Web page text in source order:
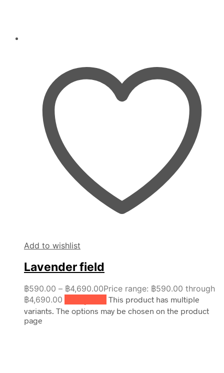
Add to wishlist
Lavender field
฿590.00 – ฿4,690.00Price range: ฿590.00 through
฿4,690.00
This product has multiple
variants. The options may be chosen on the product
page